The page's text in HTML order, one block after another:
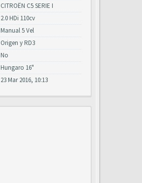
CITROËN C5 SERIE I
2.0 HDi 110cv
Manual 5 Vel
Origen y RD3
No
Hungaro 16"
23 Mar 2016, 10:13